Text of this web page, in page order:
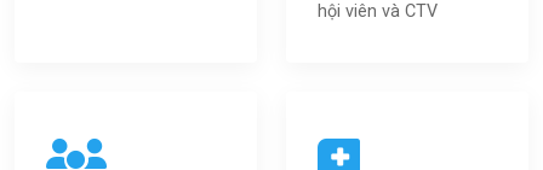
hội viên và CTV